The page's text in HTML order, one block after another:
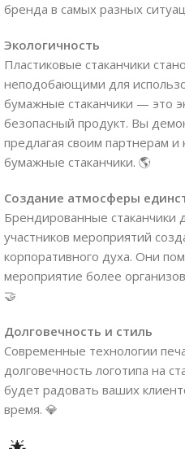
бренда в самых разных
Экологичность
Пластиковые стаканчики
неподобающими для
бумажные стаканчики — это
безопасный продукт. Вы
предлагая своим партнерам
бумажные стаканчики. 🌎
Создание атмосферы
Брендированные стаканчики
участников мероприятий
корпоративного духа. Они
мероприятие более
🤝
Долговечность и стиль
Современные технологии
долговечность логотипа на
будет радовать ваших
время. 💎